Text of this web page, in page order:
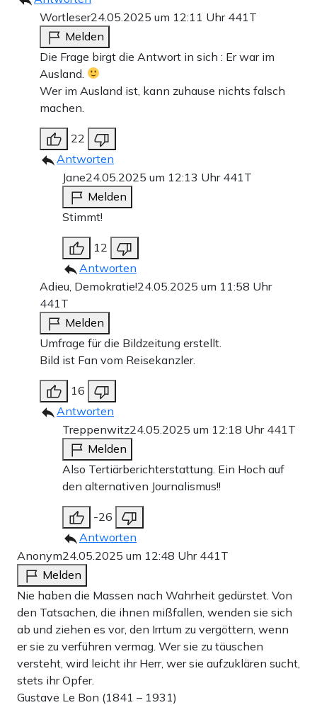
Wortleser24.05.2025 um 12:11 Uhr 441T
Melden
Die Frage birgt die Antwort in sich : Er war im
Ausland.
Wer im Ausland ist, kann zuhause nichts falsch
machen.
22
Antworten
Jane24.05.2025 um 12:13 Uhr 441T
Melden
Stimmt!
12
Antworten
Adieu, Demokratie!24.05.2025 um 11:58 Uhr
441T
Melden
Umfrage für die Bildzeitung erstellt.
Bild ist Fan vom Reisekanzler.
16
Antworten
Treppenwitz24.05.2025 um 12:18 Uhr 441T
Melden
Also Tertiärberichterstattung. Ein Hoch auf
den alternativen Journalismus!!
-26
Antworten
Anonym24.05.2025 um 12:48 Uhr 441T
Melden
Nie haben die Massen nach Wahrheit gedürstet. Von
den Tatsachen, die ihnen mißfallen, wenden sie sich
ab und ziehen es vor, den Irrtum zu vergöttern, wenn
er sie zu verführen vermag. Wer sie zu täuschen
versteht, wird leicht ihr Herr, wer sie aufzuklären sucht,
stets ihr Opfer.
Gustave Le Bon (1841 – 1931)